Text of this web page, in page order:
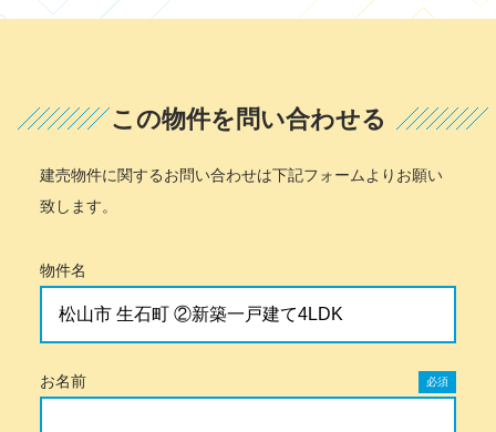
この物件を問い合わせる
建売物件に関するお問い合わせは下記フォームよりお願い
致します。
物件名
お名前 必須